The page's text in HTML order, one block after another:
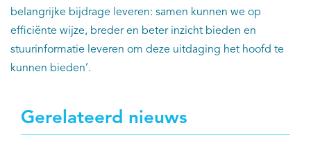
belangrijke bijdrage leveren: samen kunnen we op
efficiënte wijze, breder en beter inzicht bieden en
stuurinformatie leveren om deze uitdaging het hoofd te
kunnen bieden’.
Gerelateerd nieuws